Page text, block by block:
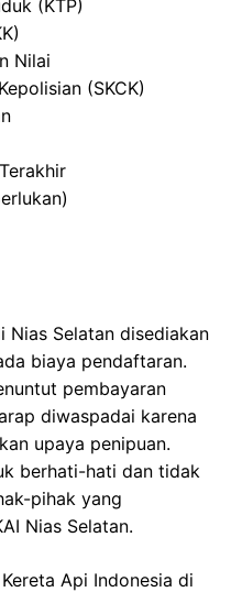
(KTP)
Nilai
(SKCK)
Nias Selatan disediakan
biaya pendaftaran.
pembayaran
diwaspadai karena
upaya penipuan.
berhati-hati dan tidak
pihak yang
Nias Selatan.
Api Indonesia di